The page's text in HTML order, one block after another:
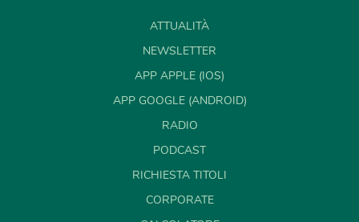
ATTUALITÀ
NEWSLETTER
APP APPLE (IOS)
APP GOOGLE (ANDROID)
RADIO
PODCAST
RICHIESTA TITOLI
CORPORATE